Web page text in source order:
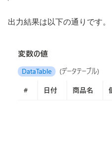
出力結果は以下の通りです。